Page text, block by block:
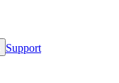
Support